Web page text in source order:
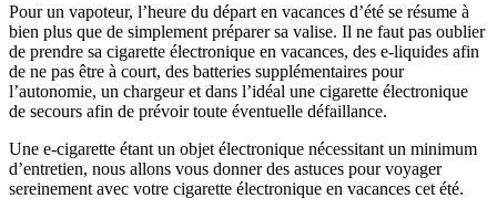
Pour un vapoteur, l’heure du départ en vacances d’été se résume à
bien plus que de simplement préparer sa valise. Il ne faut pas oublier
de prendre sa cigarette électronique en vacances, des e-liquides afin
de ne pas être à court, des batteries supplémentaires pour
l’autonomie, un chargeur et dans l’idéal une cigarette électronique
de secours afin de prévoir toute éventuelle défaillance.
Une e-cigarette étant un objet électronique nécessitant un minimum
d’entretien, nous allons vous donner des astuces pour voyager
sereinement avec votre cigarette électronique en vacances cet été.